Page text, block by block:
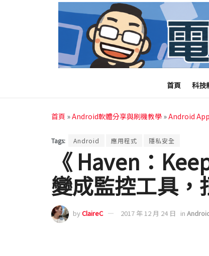
首頁 科技
首頁 »Android軟體分享與刷機教學 »Android
Tags: Android 應用程式 隱私安全
《 Haven：
變成監控工具，
byClaireC 2017 年 12 月 24 日 in